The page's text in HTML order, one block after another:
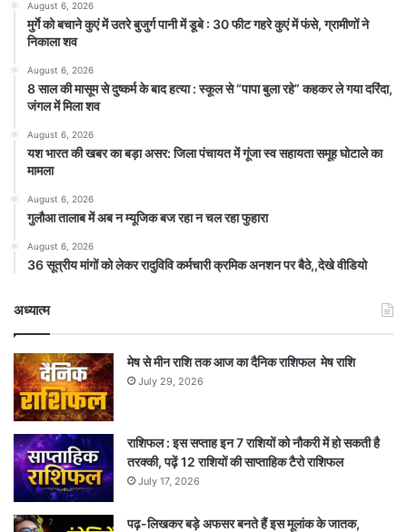
August 6, 2026
मुर्गे को बचाने कुएं में उतरे बुजुर्ग पानी में डूबे : 30 फीट गहरे कुएं में फंसे, ग्रामीणों ने
निकाला शव
August 6, 2026
8 साल की मासूम से दुष्कर्म के बाद हत्या : स्कूल से “पापा बुला रहे” कहकर ले गया दरिंदा,
जंगल में मिला शव
August 6, 2026
यश भारत की खबर का बड़ा असर: जिला पंचायत में गूंजा स्व सहायता समूह घोटाले का
मामला
August 6, 2026
गुलौआ तालाब में अब न म्यूजिक बज रहा न चल रहा फुहारा
August 6, 2026
36 सूत्रीय मांगों को लेकर रादुविवि कर्मचारी क्रमिक अनशन पर बैठे,,देखे वीडियो
अध्यात्म
मेष से मीन राशि तक आज का दैनिक राशिफल मेष राशि
July 29, 2026
राशिफल : इस सप्ताह इन 7 राशियों को नौकरी में हो सकती है
तरक्की, पढ़ें 12 राशियों की साप्ताहिक टैरो राशिफल
July 17, 2026
पढ़-लिखकर बड़े अफसर बनते हैं इस मूलांक के जातक,